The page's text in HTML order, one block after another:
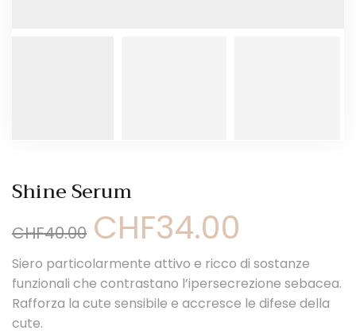
Shine Serum
CHF40.00 prezzo
era:
CHF40.00.
CHF34.00
è:
CHF34.00.
Siero particolarmente attivo e ricco di sostanze
funzionali che contrastano l’ipersecrezione sebacea.
Rafforza la cute sensibile e accresce le difese della
cute.